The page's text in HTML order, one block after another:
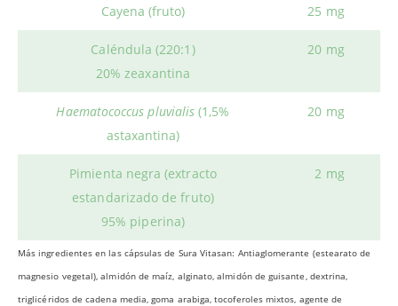
Cayena (fruto) 25 mg
Caléndula (220:1)
20% zeaxantina
20 mg
Haematococcus pluvialis(1,5%
astaxantina)
20 mg
Pimienta negra (extracto
estandarizado de fruto)
95% piperina)
2 mg
Más ingredientes en las cápsulas de Sura Vitasan: Antiaglomerante (estearato de
magnesio vegetal), almidón de maíz, alginato, almidón de guisante, dextrina,
triglicéridos de cadena media, goma arabiga, tocoferoles mixtos, agente de